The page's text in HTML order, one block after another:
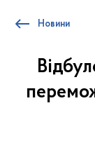
Новини